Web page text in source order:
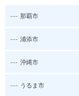
--- 那覇市
--- 浦添市
--- 沖縄市
--- うるま市